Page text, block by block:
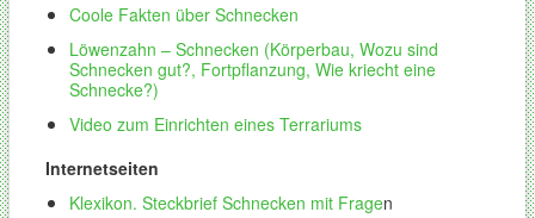
Coole Fakten über Schnecken
Löwenzahn – Schnecken (Körperbau, Wozu sind
Schnecken gut?, Fortpflanzung, Wie kriecht eine
Schnecke?)
Video zum Einrichten eines Terrariums
Internetseiten
Klexikon. Steckbrief Schnecken mit Fragen